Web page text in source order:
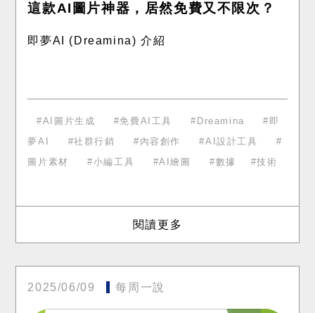
這款AI圖片神器，居然免費又不限次？
即夢AI (Dreamina) 介紹
AI圖片生成 免費AI工具 Dreamina
即
夢AI
社群行銷 內容創作
AI設計工具
圖片素材
小編工具 AI繪圖 數據 技術
閱讀更多
2025/06/09 每周一說